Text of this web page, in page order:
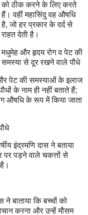
को ठीक करने के लिए करते
हैं। वहीं महासिंदु वह औषधि
है, जो हर प्रकार के दर्द से
राहत देती है।
मधुमेह और हृदय रोग व पेट की
समस्या से दूर रखने वाले पौधे
पेट की समस्याओं के इलाज
के नाम ही नहीं बताते हैं;
औषधि के रूप में किया जाता
इंद्रमणि दास ने बताया
पर पड़ने वाले चकत्तों से
बाताया कि बच्चों को
करना और उन्हें मौसम